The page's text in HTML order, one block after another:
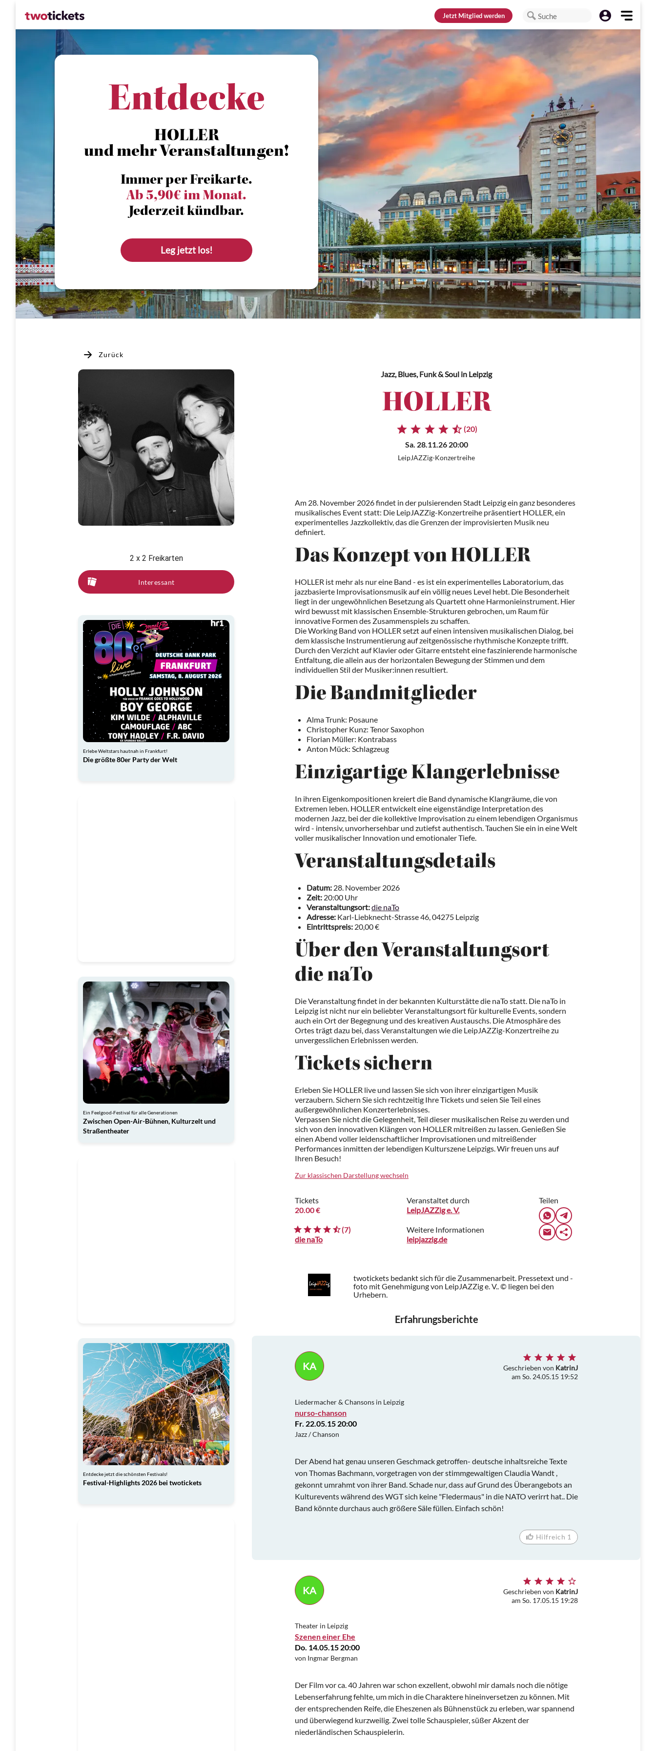
JetztMitglied werden Suche
Entdecke
HOLLER
und mehr Veranstaltungen!
Immer per Freikarte.
Ab 5,90€ im Monat.
Jederzeit kündbar.
Leg jetzt los!
Zurück
2 x 2 Freikarten
Interessant
Erlebe Weltstars hautnah in Frankfurt!
Die größte 80er Party der Welt
Ein Feelgood-Festival für alle Generationen
Zwischen Open-Air-Bühnen, Kulturzelt und
Straßentheater
Entdecke jetzt die schönsten Festivals!
Festival-Highlights 2026 bei twotickets
Jazz, Blues, Funk & Soul in Leipzig
HOLLER
(20)
Sa. 28.11.26 20:00
LeipJAZZig-Konzertreihe
Am 28. November 2026 findet in der pulsierenden Stadt Leipzig ein ganz besonderes
musikalisches Event statt: Die LeipJAZZig-Konzertreihe präsentiert HOLLER, ein
experimentelles Jazzkollektiv, das die Grenzen der improvisierten Musik neu
definiert.
Das Konzept von HOLLER
HOLLER ist mehr als nur eine Band - es ist ein experimentelles Laboratorium, das
jazzbasierte Improvisationsmusik auf ein völlig neues Level hebt. Die Besonderheit
liegt in der ungewöhnlichen Besetzung als Quartett ohne Harmonieinstrument. Hier
wird bewusst mit klassischen Ensemble-Strukturen gebrochen, um Raum für
innovative Formen des Zusammenspiels zu schaffen.
Die Working Band von HOLLER setzt auf einen intensiven musikalischen Dialog, bei
dem klassische Instrumentierung auf zeitgenössische rhythmische Konzepte trifft.
Durch den Verzicht auf Klavier oder Gitarre entsteht eine faszinierende harmonische
Entfaltung, die allein aus der horizontalen Bewegung der Stimmen und dem
individuellen Stil der Musiker:innen resultiert.
Die Bandmitglieder
Alma Trunk: Posaune
Christopher Kunz: Tenor Saxophon
Florian Müller: Kontrabass
Anton Mück: Schlagzeug
Einzigartige Klangerlebnisse
In ihren Eigenkompositionen kreiert die Band dynamische Klangräume, die von
Extremen leben. HOLLER entwickelt eine eigenständige Interpretation des
modernen Jazz, bei der die kollektive Improvisation zu einem lebendigen Organismus
wird - intensiv, unvorhersehbar und zutiefst authentisch. Tauchen Sie ein in eine Welt
voller musikalischer Innovation und emotionaler Tiefe.
Veranstaltungsdetails
Datum: 28. November 2026
Zeit: 20:00 Uhr
Veranstaltungsort:die naTo
Adresse: Karl-Liebknecht-Strasse 46, 04275 Leipzig
Eintrittspreis: 20,00 €
Über den Veranstaltungsort
die naTo
Die Veranstaltung findet in der bekannten Kulturstätte die naTo statt. Die naTo in
Leipzig ist nicht nur ein beliebter Veranstaltungsort für kulturelle Events, sondern
auch ein Ort der Begegnung und des kreativen Austauschs. Die Atmosphäre des
Ortes trägt dazu bei, dass Veranstaltungen wie die LeipJAZZig-Konzertreihe zu
unvergesslichen Erlebnissen werden.
Tickets sichern
Erleben Sie HOLLER live und lassen Sie sich von ihrer einzigartigen Musik
verzaubern. Sichern Sie sich rechtzeitig Ihre Tickets und seien Sie Teil eines
außergewöhnlichen Konzerterlebnisses.
Verpassen Sie nicht die Gelegenheit, Teil dieser musikalischen Reise zu werden und
sich von den innovativen Klängen von HOLLER mitreißen zu lassen. Genießen Sie
einen Abend voller leidenschaftlicher Improvisationen und mitreißender
Performances inmitten der lebendigen Kulturszene Leipzigs. Wir freuen uns auf
Ihren Besuch!
Zur klassischen Darstellung wechseln
Tickets
20.00 €
(7)
die naTo
Veranstaltet durch
LeipJAZZig e. V.
Weitere Informationen
leipjazzig.de
Teilen
twotickets bedankt sich für die Zusammenarbeit. Pressetext und -
foto mit Genehmigung von LeipJAZZig e. V.. © liegen bei den
Urhebern.
Erfahrungsberichte
KA Geschrieben von KatrinJ
am So. 24.05.15 19:52
Liedermacher & Chansons in Leipzig
nurso-chanson
Fr. 22.05.15 20:00
Jazz / Chanson
Der Abend hat genau unseren Geschmack getroffen- deutsche inhaltsreiche Texte
von Thomas Bachmann, vorgetragen von der stimmgewaltigen Claudia Wandt ,
gekonnt umrahmt von ihrer Band. Schade nur, dass auf Grund des Überangebots an
Kulturevents während des WGT sich keine "Fledermaus" in die NATO verirrt hat.. Die
Band könnte durchaus auch größere Säle füllen. Einfach schön!
Hilfreich 1
KA Geschrieben von KatrinJ
am So. 17.05.15 19:28
Theater in Leipzig
Szenen einer Ehe
Do. 14.05.15 20:00
von Ingmar Bergman
Der Film vor ca. 40 Jahren war schon exzellent, obwohl mir damals noch die nötige
Lebenserfahrung fehlte, um mich in die Charaktere hineinversetzen zu können. Mit
der entsprechenden Reife, die Eheszenen als Bühnenstück zu erleben, war spannend
und überwiegend kurzweilig. Zwei tolle Schauspieler, süßer Akzent der
niederländischen Schauspielerin.